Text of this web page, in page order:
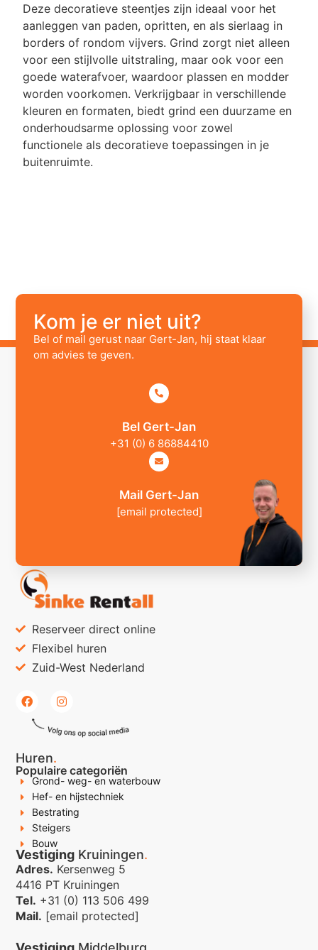
Deze decoratieve steentjes zijn ideaal voor het
aanleggen van paden, opritten, en als sierlaag in
borders of rondom vijvers. Grind zorgt niet alleen
voor een stijlvolle uitstraling, maar ook voor een
goede waterafvoer, waardoor plassen en modder
worden voorkomen. Verkrijgbaar in verschillende
kleuren en formaten, biedt grind een duurzame en
onderhoudsarme oplossing voor zowel
functionele als decoratieve toepassingen in je
buitenruimte.
Reserveer direct online
Flexibel huren
Zuid-West Nederland
Huren.
Populaire categoriën
Grond- weg- en waterbouw
Hef- en hijstechniek
Bestrating
Steigers
Bouw
Vestiging Kruiningen.
Adres. Kersenweg 5
4416 PT Kruiningen
Tel. +31 (0) 113 506 499
Mail. [email protected]
Kom je er niet uit?
Bel of mail gerust naar Gert-Jan, hij staat klaar
om advies te geven.
Bel Gert-Jan
+31 (0) 6 86884410
Mail Gert-Jan
[email protected]